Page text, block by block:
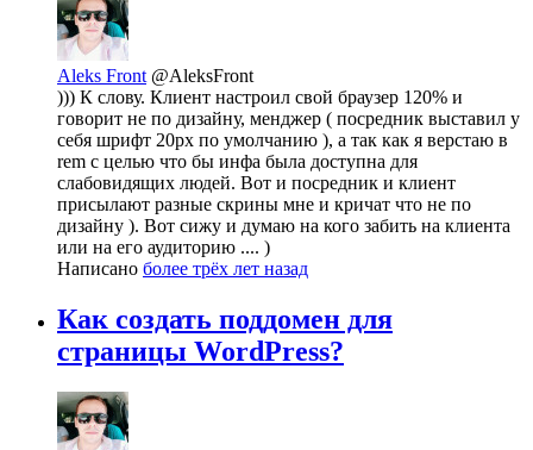
Aleks Front @AleksFront
))) К слову. Клиент настроил свой браузер 120% и
говорит не по дизайну, менджер ( посредник выставил у
себя шрифт 20px по умолчанию ), а так как я верстаю в
rem с целью что бы инфа была доступна для
слабовидящих людей. Вот и посредник и клиент
присылают разные скрины мне и кричат что не по
дизайну ). Вот сижу и думаю на кого забить на клиента
или на его аудиторию .... )
Написано более трёх лет назад
Как создать поддомен для
страницы WordPress?